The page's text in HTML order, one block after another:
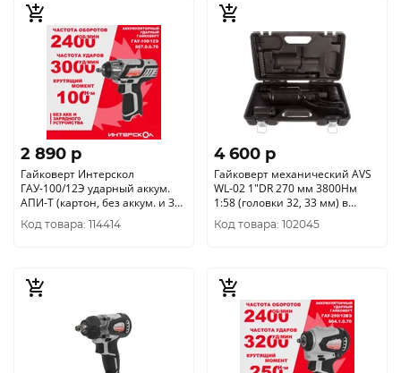
2 890 p
Гайковерт Интерскол
ГАУ-100/12Э ударный аккум.
АПИ-Т (картон, без аккум. и ЗУ)
807.0.0.70
Код товара: 114414
4 600 p
Гайковерт механический AVS
WL-02 1"DR 270 мм 3800Нм
1:58 (головки 32, 33 мм) в
кейсе
Код товара: 102045